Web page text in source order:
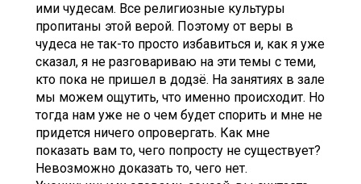
ими чудесам. Все религиозные культуры
пропитаны этой верой. Поэтому от веры в
чудеса не так-то просто избавиться и, как я уже
сказал, я не разговариваю на эти темы с теми,
кто пока не пришел в додзё. На занятиях в зале
мы можем ощутить, что именно происходит. Но
тогда нам уже не о чем будет спорить и мне не
придется ничего опровергать. Как мне
показать вам то, чего попросту не существует?
Невозможно доказать то, чего нет.